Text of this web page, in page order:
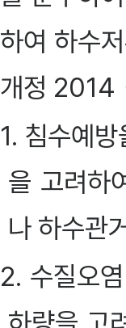
하여 하수
개정 2014
1. 침수예
을 고려하
나 하수관
2. 수질오